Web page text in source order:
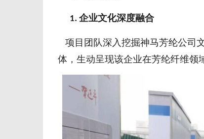
1. 企业文化深度融合
项目团队深入挖掘神马芳纶公司
体，生动呈现该企业在芳纶纤维领